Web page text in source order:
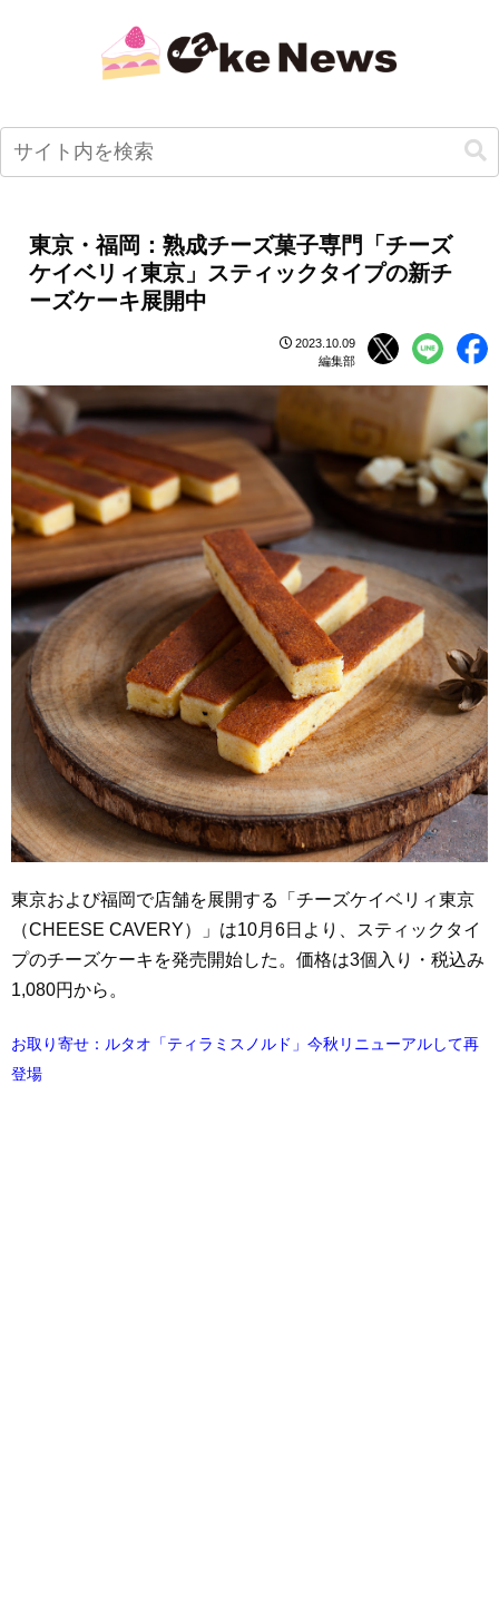
東京・福岡：熟成チーズ菓子専門「チーズ
ケイベリィ東京」スティックタイプの新チ
ーズケーキ展開中
2023.10.09
編集部
東京および福岡で店舗を展開する「チーズケイベリィ東京
（CHEESE CAVERY）」は10月6日より、スティックタイ
プのチーズケーキを発売開始した。価格は3個入り・税込み
1,080円から。
お取り寄せ：ルタオ「ティラミスノルド」今秋リニューアルして再
登場